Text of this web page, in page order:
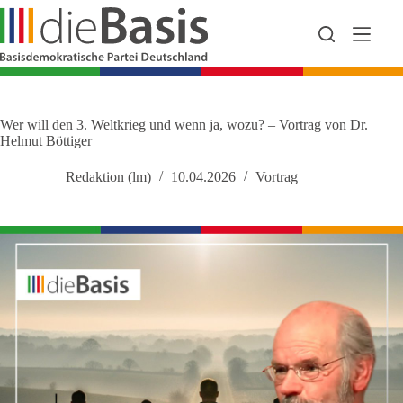
Zum
springen
Wer will den 3. Weltkrieg und wenn ja, wozu? – Vortrag von Dr.
Helmut Böttiger
Redaktion (lm) 10.04.2026 Vortrag